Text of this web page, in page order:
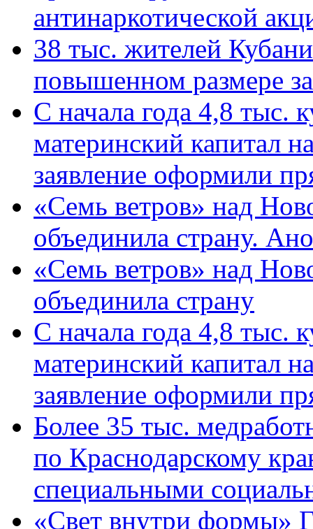
антинаркотической
38 тыс. жителей
повышенном размере
С начала года 4,8 тыс.
материнский капитал
заявление оформили
«Семь ветров» над
объединила страну.
«Семь ветров» над
объединила страну
С начала года 4,8 тыс.
материнский капитал
заявление оформили
Более 35 тыс.
по Краснодарскому
специальными
«Свет внутри формы»